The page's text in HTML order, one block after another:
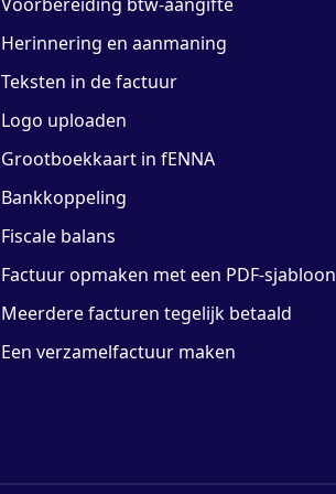
Herinnering en aanmaning
Teksten in de factuur
Logo uploaden
Grootboekkaart in fENNA
Bankkoppeling
Fiscale balans
Factuur opmaken met een PDF-sjabloon
Meerdere facturen tegelijk betaald
Een verzamelfactuur maken